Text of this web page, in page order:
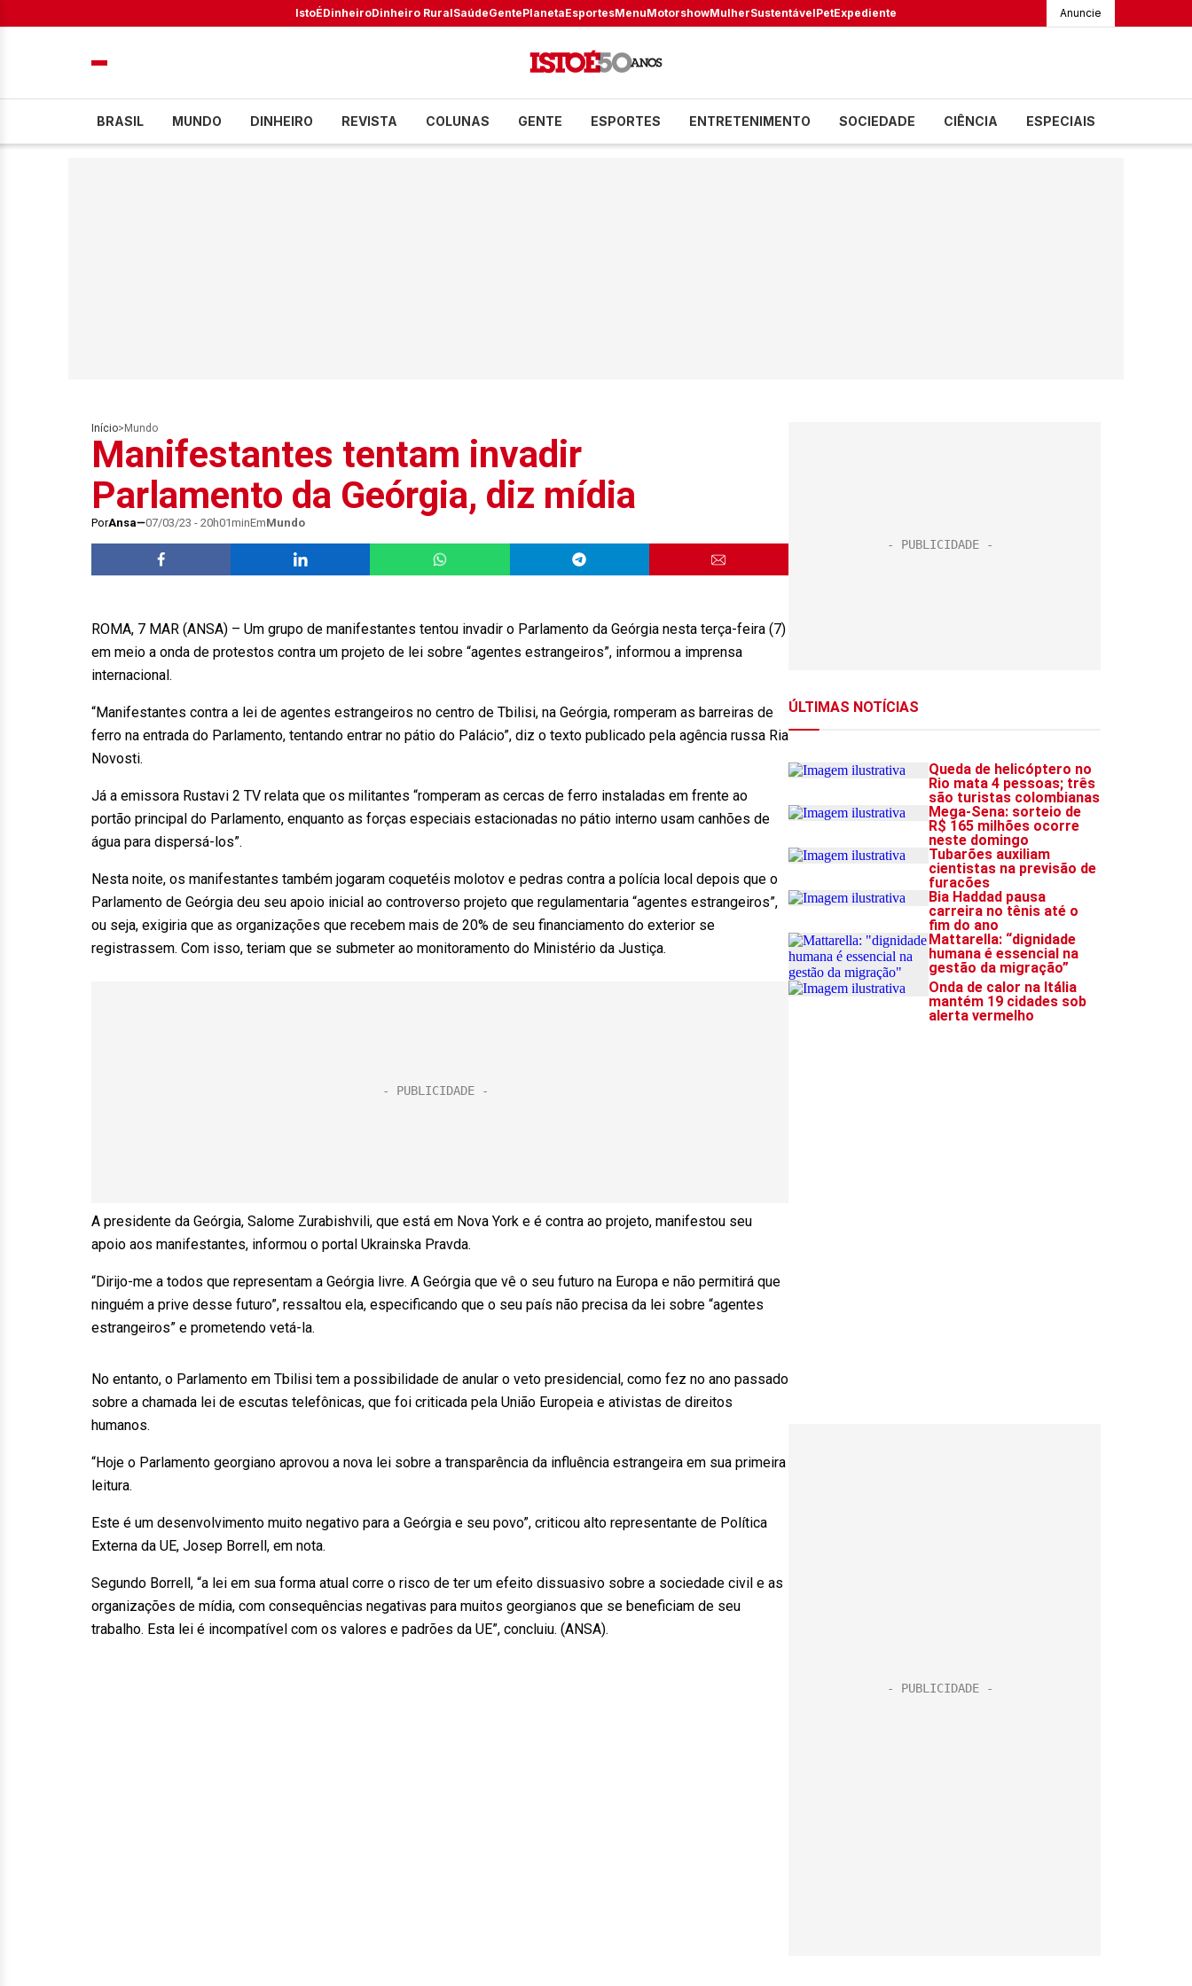
IstoÉDinheiroDinheiro RuralSaúdeGentePlanetaEsportesMenuMotorshowMulherSustentávelPetExpediente Anuncie
BRASIL MUNDO DINHEIRO REVISTA COLUNAS GENTE ESPORTES ENTRETENIMENTO SOCIEDADE CIÊNCIA ESPECIAIS
Início> Mundo
Manifestantes tentam invadir
Parlamento da Geórgia, diz mídia
PorAnsa 07/03/23 - 20h01minEmMundo
ROMA, 7 MAR (ANSA) – Um grupo de manifestantes tentou invadir o Parlamento da Geórgia nesta terça-feira (7)
em meio a onda de protestos contra um projeto de lei sobre “agentes estrangeiros”, informou a imprensa
internacional.
“Manifestantes contra a lei de agentes estrangeiros no centro de Tbilisi, na Geórgia, romperam as barreiras de
ferro na entrada do Parlamento, tentando entrar no pátio do Palácio”, diz o texto publicado pela agência russa Ria
Novosti.
Já a emissora Rustavi 2 TV relata que os militantes “romperam as cercas de ferro instaladas em frente ao
portão principal do Parlamento, enquanto as forças especiais estacionadas no pátio interno usam canhões de
água para dispersá-los”.
Nesta noite, os manifestantes também jogaram coquetéis molotov e pedras contra a polícia local depois que o
Parlamento de Geórgia deu seu apoio inicial ao controverso projeto que regulamentaria “agentes estrangeiros”,
ou seja, exigiria que as organizações que recebem mais de 20% de seu financiamento do exterior se
registrassem. Com isso, teriam que se submeter ao monitoramento do Ministério da Justiça.
A presidente da Geórgia, Salome Zurabishvili, que está em Nova York e é contra ao projeto, manifestou seu
apoio aos manifestantes, informou o portal Ukrainska Pravda.
“Dirijo-me a todos que representam a Geórgia livre. A Geórgia que vê o seu futuro na Europa e não permitirá que
ninguém a prive desse futuro”, ressaltou ela, especificando que o seu país não precisa da lei sobre “agentes
estrangeiros” e prometendo vetá-la.
No entanto, o Parlamento em Tbilisi tem a possibilidade de anular o veto presidencial, como fez no ano passado
sobre a chamada lei de escutas telefônicas, que foi criticada pela União Europeia e ativistas de direitos
humanos.
“Hoje o Parlamento georgiano aprovou a nova lei sobre a transparência da influência estrangeira em sua primeira
leitura.
Este é um desenvolvimento muito negativo para a Geórgia e seu povo”, criticou alto representante de Política
Externa da UE, Josep Borrell, em nota.
Segundo Borrell, “a lei em sua forma atual corre o risco de ter um efeito dissuasivo sobre a sociedade civil e as
organizações de mídia, com consequências negativas para muitos georgianos que se beneficiam de seu
trabalho. Esta lei é incompatível com os valores e padrões da UE”, concluiu. (ANSA).